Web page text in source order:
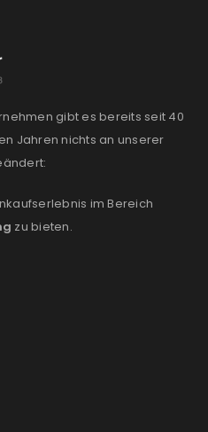
Adresse
gibt es bereits seit 40
Jahren nichts an unserer
im Bereich
zu bieten.